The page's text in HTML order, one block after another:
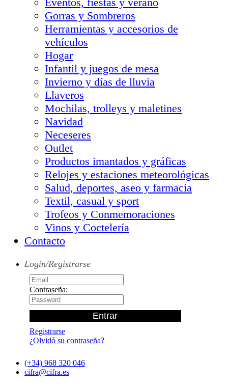
Gorras y Sombreros
Herramientas y accesorios de
vehículos
Hogar
Infantil y juegos de mesa
Invierno y días de lluvia
Llaveros
Mochilas, trolleys y maletines
Navidad
Neceseres
Outlet
Productos imantados y gráficas
Relojes y estaciones meteorológicas
Salud, deportes, aseo y farmacia
Textil, casual y sport
Trofeos y Conmemoraciones
Vinos y Coctelería
Contacto
Login/Registrarse
Contraseña:
Registrarse
¿Olvidó su contraseña?
(+34) 968 320 046
cifra@cifra.es